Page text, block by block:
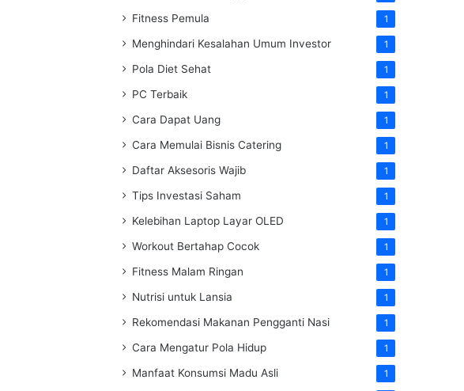
Fitness Pemula 1
Menghindari Kesalahan Umum Investor 1
Pola Diet Sehat 1
PC Terbaik 1
Cara Dapat Uang 1
Cara Memulai Bisnis Catering 1
Daftar Aksesoris Wajib 1
Tips Investasi Saham 1
Kelebihan Laptop Layar OLED 1
Workout Bertahap Cocok 1
Fitness Malam Ringan 1
Nutrisi untuk Lansia 1
Rekomendasi Makanan Pengganti Nasi 1
Cara Mengatur Pola Hidup 1
Manfaat Konsumsi Madu Asli 1